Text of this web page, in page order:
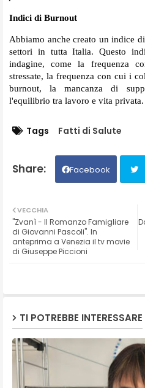
Indici di Burnout
Abbiamo anche creato un indice
settori in tutta Italia. Questo
indagine, come la frequenza
stressate, la frequenza con cui i
burnout, la mancanza di
l'equilibrio tra lavoro e vita privata.
Tags Fatti di Salute
Facebook
ter
VECCHIA
"Zvanì - Il Romanzo Famigliare
di Giovanni Pascoli". In
anteprima a Venezia il tv movie
di Giuseppe Piccioni
TI POTREBBE INTERESSARE